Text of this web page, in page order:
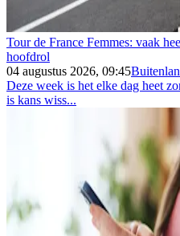
Tour de France Femmes: vaak
hoofdrol
04 augustus 2026, 09:45
Deze week is het elke dag heet
is kans wiss...